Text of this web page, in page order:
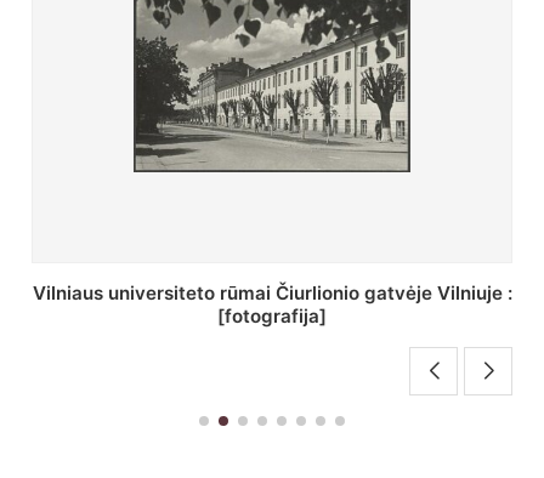
St. Batoro universiteto J. Pilsudskio kolegija :
[fotografija]